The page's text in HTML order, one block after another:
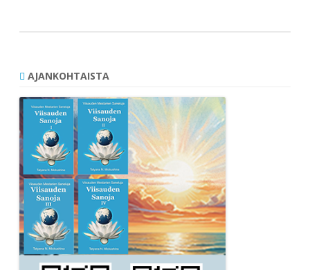
AJANKOHTAISTA